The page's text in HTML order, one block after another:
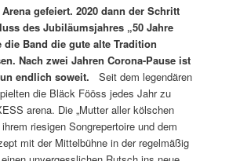
gefeiert. 2020 dann der Schritt
des Jubiläumsjahres „50 Jahre
die Band die gute alte Tradition
Nach zwei Jahren Corona-Pause ist
endlich soweit.
Seit dem legendären
die Bläck Fööss jedes Jahr zu
arena. Die „Mutter aller kölschen
riesigen Songrepertoire und dem
mit der Mittelbühne in der regelmäßig